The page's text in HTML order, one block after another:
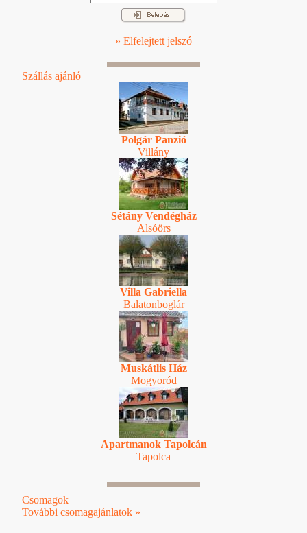
» Elfelejtett jelszó
Szállás ajánló
Polgár Panzió
Villány
Sétány Vendégház
Alsóörs
Villa Gabriella
Balatonboglár
Muskátlis Ház
Mogyoród
Apartmanok Tapolcán
Tapolca
Csomagok
További csomagajánlatok »